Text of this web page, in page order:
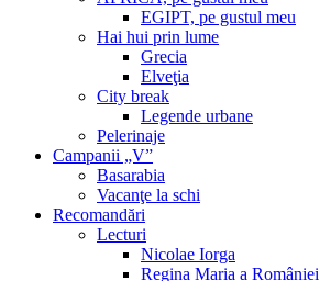
EGIPT, pe gustul meu
Hai hui prin lume
Grecia
Elveţia
City break
Legende urbane
Pelerinaje
Campanii „V”
Basarabia
Vacanţe la schi
Recomandări
Lecturi
Nicolae Iorga
Regina Maria a României